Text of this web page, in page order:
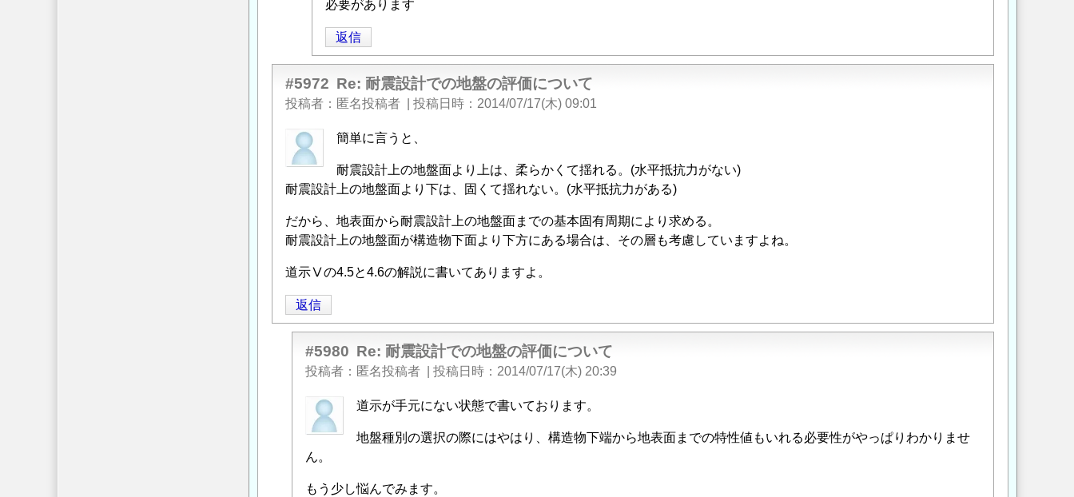
の
評
価
つ
い
て」
の
返
者
よ
る
「Re:
耐
設
で
の
地
盤
評
価
に
つ
い
て」
の
返
必要があります
返信
#5972 Re: 耐震設計での地盤の評価について
投稿者 匿名投稿者 投稿日時 2014/07/17(木) 09:01
簡単に言うと、
耐震設計上の地盤面より上は、柔らかくて揺れる。(水平抵抗力がない)
耐震設計上の地盤面より下は、固くて揺れない。(水平抵抗力がある)
だから、地表面から耐震設計上の地盤面までの基本固有周期により求める。
耐震設計上の地盤面が構造物下面より下方にある場合は、その層も考慮していますよね。
道示Ⅴの4.5と4.6の解説に書いてありますよ。
返信
#5980 Re: 耐震設計での地盤の評価について
投稿者 匿名投稿者 投稿日時 2014/07/17(木) 20:39
匿
名
稿
者
道示が手元にない状態で書いております。
地盤種別の選択の際にはやはり、構造物下端から地表面までの特性値もいれる必要性がやっぱりわかりませ
ん。
もう少し悩んでみます。